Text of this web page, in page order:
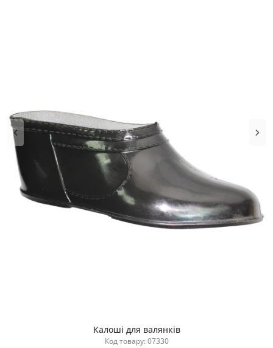
Купити
Калоші для валянків
Код товару: 07330